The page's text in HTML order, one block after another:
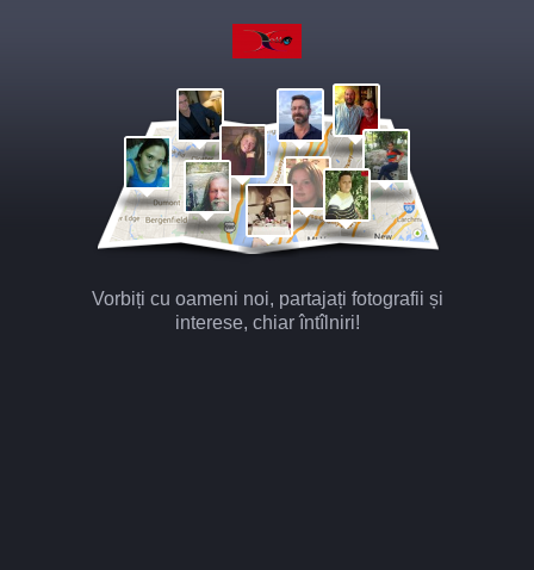
Vorbiți cu oameni noi, partajați fotografii și
interese, chiar întîlniri!